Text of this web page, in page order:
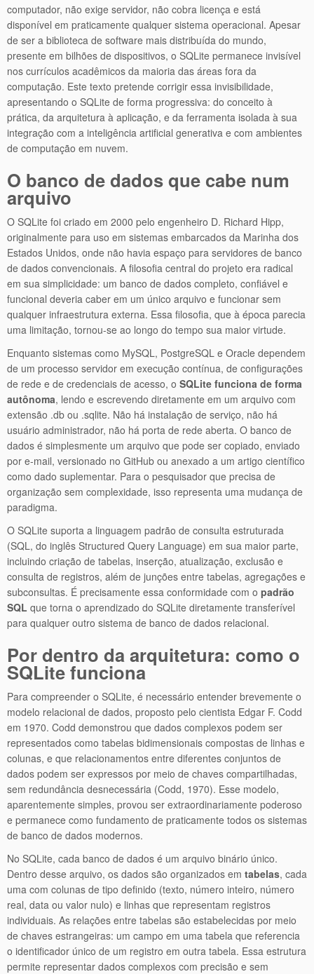
computador, não exige servidor, não cobra licença e está
disponível em praticamente qualquer sistema operacional. Apesar
de ser a biblioteca de software mais distribuída do mundo,
presente em bilhões de dispositivos, o SQLite permanece invisível
nos currículos acadêmicos da maioria das áreas fora da
computação. Este texto pretende corrigir essa invisibilidade,
apresentando o SQLite de forma progressiva: do conceito à
prática, da arquitetura à aplicação, e da ferramenta isolada à sua
integração com a inteligência artificial generativa e com ambientes
de computação em nuvem.
O banco de dados que cabe num
arquivo
O SQLite foi criado em 2000 pelo engenheiro D. Richard Hipp,
originalmente para uso em sistemas embarcados da Marinha dos
Estados Unidos, onde não havia espaço para servidores de banco
de dados convencionais. A filosofia central do projeto era radical
em sua simplicidade: um banco de dados completo, confiável e
funcional deveria caber em um único arquivo e funcionar sem
qualquer infraestrutura externa. Essa filosofia, que à época parecia
uma limitação, tornou-se ao longo do tempo sua maior virtude.
Enquanto sistemas como MySQL, PostgreSQL e Oracle dependem
de um processo servidor em execução contínua, de configurações
de rede e de credenciais de acesso, o SQLite funciona de forma
autônoma, lendo e escrevendo diretamente em um arquivo com
extensão .db ou .sqlite. Não há instalação de serviço, não há
usuário administrador, não há porta de rede aberta. O banco de
dados é simplesmente um arquivo que pode ser copiado, enviado
por e-mail, versionado no GitHub ou anexado a um artigo científico
como dado suplementar. Para o pesquisador que precisa de
organização sem complexidade, isso representa uma mudança de
paradigma.
O SQLite suporta a linguagem padrão de consulta estruturada
(SQL, do inglês Structured Query Language) em sua maior parte,
incluindo criação de tabelas, inserção, atualização, exclusão e
consulta de registros, além de junções entre tabelas, agregações e
subconsultas. É precisamente essa conformidade com o padrão
SQL que torna o aprendizado do SQLite diretamente transferível
para qualquer outro sistema de banco de dados relacional.
Por dentro da arquitetura: como o
SQLite funciona
Para compreender o SQLite, é necessário entender brevemente o
modelo relacional de dados, proposto pelo cientista Edgar F. Codd
em 1970. Codd demonstrou que dados complexos podem ser
representados como tabelas bidimensionais compostas de linhas e
colunas, e que relacionamentos entre diferentes conjuntos de
dados podem ser expressos por meio de chaves compartilhadas,
sem redundância desnecessária (Codd, 1970). Esse modelo,
aparentemente simples, provou ser extraordinariamente poderoso
e permanece como fundamento de praticamente todos os sistemas
de banco de dados modernos.
No SQLite, cada banco de dados é um arquivo binário único.
Dentro desse arquivo, os dados são organizados em tabelas, cada
uma com colunas de tipo definido (texto, número inteiro, número
real, data ou valor nulo) e linhas que representam registros
individuais. As relações entre tabelas são estabelecidas por meio
de chaves estrangeiras: um campo em uma tabela que referencia
o identificador único de um registro em outra tabela. Essa estrutura
permite representar dados complexos com precisão e sem